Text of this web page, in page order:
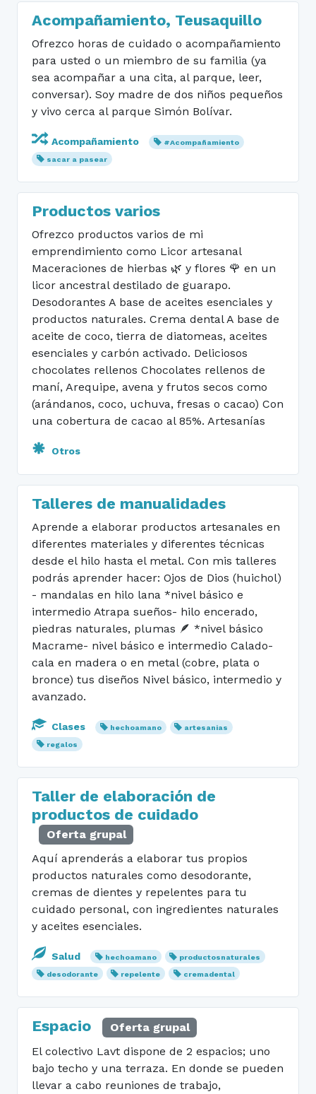
Acompañamiento, Teusaquillo
Ofrezco horas de cuidado o acompañamiento
para usted o un miembro de su familia (ya
sea acompañar a una cita, al parque, leer,
conversar). Soy madre de dos niños pequeños
y vivo cerca al parque Simón Bolívar.
Acompañamiento
#Acompañamiento
sacar a pasear
Productos varios
Ofrezco productos varios de mi
emprendimiento como Licor artesanal
Maceraciones de hierbas 🌿 y flores 🌹 en un
licor ancestral destilado de guarapo.
Desodorantes A base de aceites esenciales y
productos naturales. Crema dental A base de
aceite de coco, tierra de diatomeas, aceites
esenciales y carbón activado. Deliciosos
chocolates rellenos Chocolates rellenos de
maní, Arequipe, avena y frutos secos como
(arándanos, coco, uchuva, fresas o cacao) Con
una cobertura de cacao al 85%. Artesanías
Otros
Talleres de manualidades
Aprende a elaborar productos artesanales en
diferentes materiales y diferentes técnicas
desde el hilo hasta el metal. Con mis talleres
podrás aprender hacer: Ojos de Dios (huichol)
- mandalas en hilo lana *nivel básico e
intermedio Atrapa sueños- hilo encerado,
piedras naturales, plumas 🪶 *nivel básico
Macrame- nivel básico e intermedio Calado-
cala en madera o en metal (cobre, plata o
bronce) tus diseños Nivel básico, intermedio y
avanzado.
Clases hechoamano
artesanias
regalos
Taller de elaboración de
productos de cuidado
Oferta grupal
Aquí aprenderás a elaborar tus propios
productos naturales como desodorante,
cremas de dientes y repelentes para tu
cuidado personal, con ingredientes naturales
y aceites esenciales.
Salud hechoamano
productosnaturales
desodorante
repelente cremadental
Espacio
Oferta grupal
El colectivo Lavt dispone de 2 espacios; uno
bajo techo y una terraza. En donde se pueden
llevar a cabo reuniones de trabajo,